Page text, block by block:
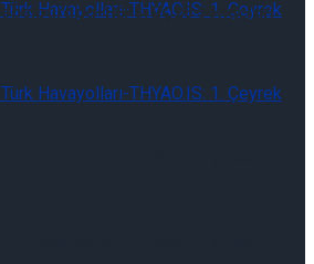
Havayolları-THYAO.IS: Şirket
HEPS: 2Ç26 Sonuçları